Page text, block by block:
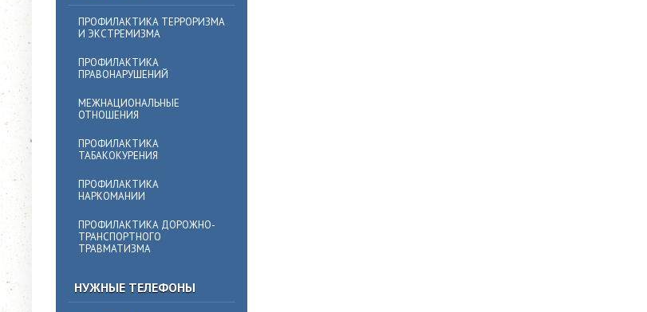
ПРОФИЛАКТИКА ТЕРРОРИЗМА
И ЭКСТРЕМИЗМА
ПРОФИЛАКТИКА
ПРАВОНАРУШЕНИЙ
МЕЖНАЦИОНАЛЬНЫЕ
ОТНОШЕНИЯ
ПРОФИЛАКТИКА
ТАБАКОКУРЕНИЯ
ПРОФИЛАКТИКА
НАРКОМАНИИ
ПРОФИЛАКТИКА ДОРОЖНО-
ТРАНСПОРТНОГО
ТРАВМАТИЗМА
НУЖНЫЕ ТЕЛЕФОНЫ